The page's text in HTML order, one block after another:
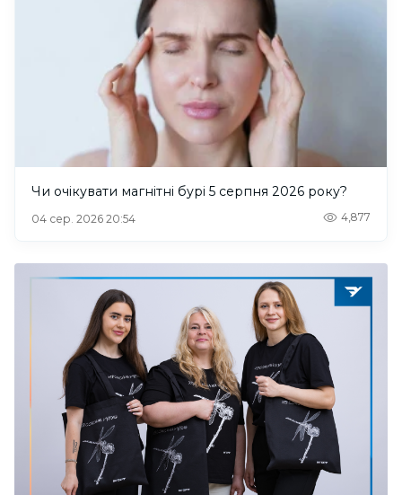
Чи очікувати магнітні бурі 5 серпня 2026 року?
04 сер. 2026 20:54 4,877